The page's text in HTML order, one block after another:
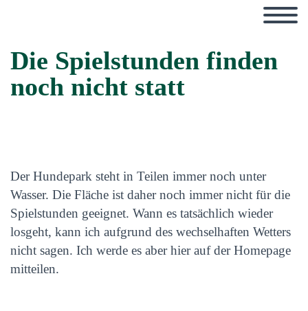
Die Spielstunden finden
noch nicht statt
Der Hundepark steht in Teilen immer noch unter
Wasser. Die Fläche ist daher noch immer nicht für die
Spielstunden geeignet. Wann es tatsächlich wieder
losgeht, kann ich aufgrund des wechselhaften Wetters
nicht sagen. Ich werde es aber hier auf der Homepage
mitteilen.